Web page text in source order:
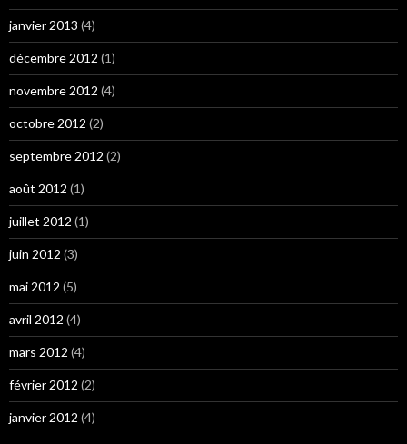
janvier 2013 (4)
décembre 2012 (1)
novembre 2012 (4)
octobre 2012 (2)
septembre 2012 (2)
août 2012 (1)
juillet 2012 (1)
juin 2012 (3)
mai 2012 (5)
avril 2012 (4)
mars 2012 (4)
février 2012 (2)
janvier 2012 (4)